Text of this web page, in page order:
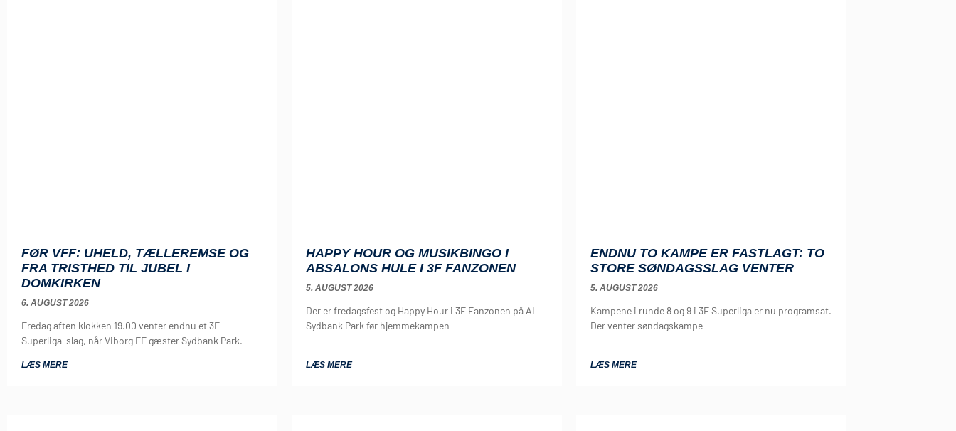
FØR VFF: UHELD, TÆLLEREMSE OG
FRA TRISTHED TIL JUBEL I
DOMKIRKEN
6. AUGUST 2026
Fredag aften klokken 19.00 venter endnu et 3F
Superliga-slag, når Viborg FF gæster Sydbank Park.
LÆS MERE
HAPPY HOUR OG MUSIKBINGO I
ABSALONS HULE I 3F FANZONEN
5. AUGUST 2026
Der er fredagsfest og Happy Hour i 3F Fanzonen på AL
Sydbank Park før hjemmekampen
LÆS MERE
ENDNU TO KAMPE ER FASTLAGT: TO
STORE SØNDAGSSLAG VENTER
5. AUGUST 2026
Kampene i runde 8 og 9 i 3F Superliga er nu programsat.
Der venter søndagskampe
LÆS MERE